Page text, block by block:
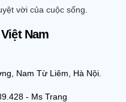
vời của cuộc sống.
Nam
Nam Từ Liêm, Hà Nội.
- Ms Trang